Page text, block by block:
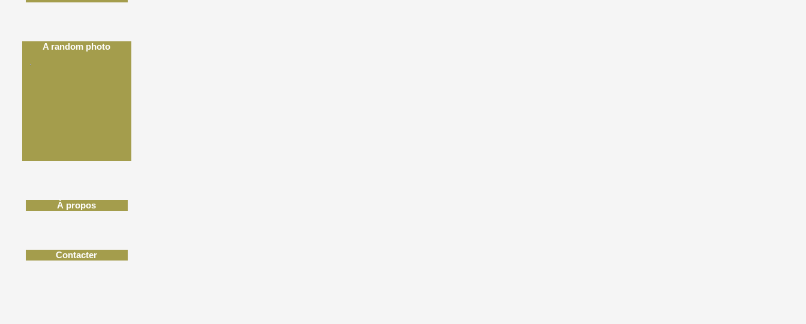
A random photo
À propos
Contacter